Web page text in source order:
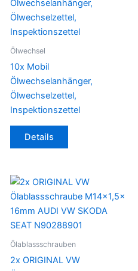
Ölwechsel
10x Mobil
Ölwechselanhänger,
Ölwechselzettel,
Inspektionszettel
Details
Ölablassschrauben
2x ORIGINAL VW